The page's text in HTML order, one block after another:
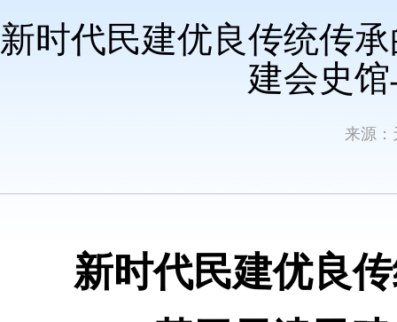
新时代民建优良传统传
建会史
来源
新时代民建优良